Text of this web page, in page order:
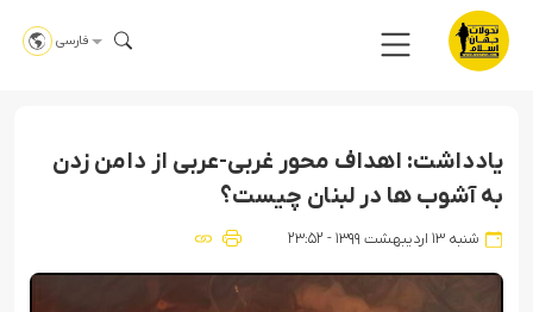
فارسی
یادداشت: اهداف محور غربی-عربی از دامن زدن
به آشوب ها در لبنان چیست؟
شنبه ۱۳ اردیبهشت ۱۳۹۹ - ۲۳:۵۲